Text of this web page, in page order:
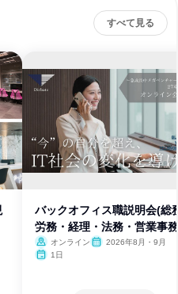
すべて見る
バックオフィス職説明会(総
労務・経理・法務・営業事
オンライン
2026年8月・9月
1日